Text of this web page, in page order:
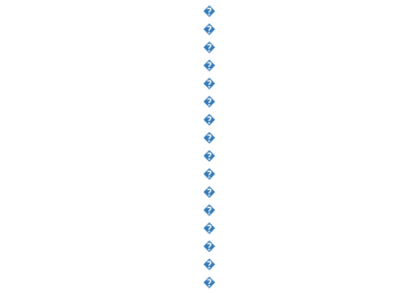
�
�
�
�
�
�
�
�
�
�
�
�
�
�
�
�